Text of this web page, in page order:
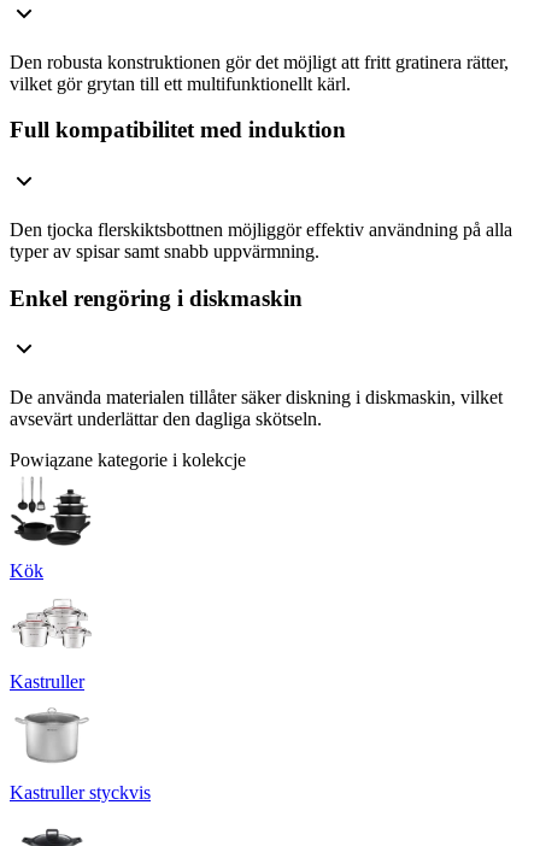
Den robusta konstruktionen gör det möjligt att fritt gratinera rätter,
vilket gör grytan till ett multifunktionellt kärl.
Full kompatibilitet med induktion
Den tjocka flerskiktsbottnen möjliggör effektiv användning på alla
typer av spisar samt snabb uppvärmning.
Enkel rengöring i diskmaskin
De använda materialen tillåter säker diskning i diskmaskin, vilket
avsevärt underlättar den dagliga skötseln.
Powiązane kategorie i kolekcje
Kök
Kastruller
Kastruller styckvis